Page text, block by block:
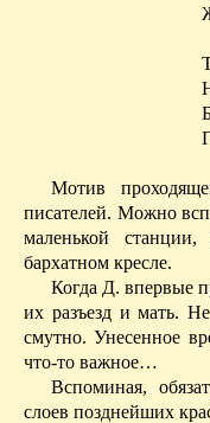
Мотив
писателей. Можно
маленькой
бархатном кресле.
Когда Д. впервые
их разъезд и мать.
смутно. Унесенное
что-то важное…
Вспоминая,
слоев позднейших